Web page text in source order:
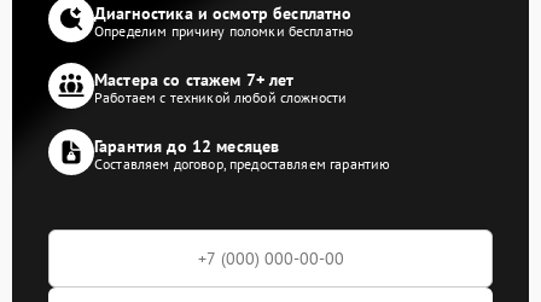
Диагностика и осмотр бесплатно
Определим причину поломки бесплатно
Мастера со стажем 7+ лет
Работаем с техникой любой сложности
Гарантия до 12 месяцев
Составляем договор, предоставляем гарантию